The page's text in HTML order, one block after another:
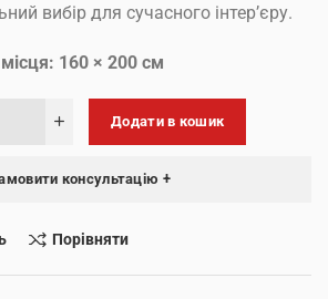
вибір для сучасного інтер’єру.
160 × 200 см
Додати в кошик
консультацію +
Порівняти